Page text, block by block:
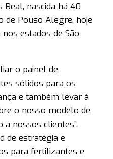
nascida há 40
de Pouso Alegre, hoje
estados de São
o painel de
sólidos para os
e também levar à
o nosso modelo de
nossos clientes”,
de estratégia e
para fertilizantes e